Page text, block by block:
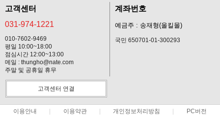
고객센터
031-974-1221
010-7602-9469
평일 10:00~18:00
점심시간 12:00~13:00
메일 : thungho@nate.com
주말 및 공휴일 휴무
계좌번호
예금주 : 송재형(올킬몰)
국민 650701-01-300293
고객센터 연결
이용안내 이용약관 개인정보처리방침 PC버전